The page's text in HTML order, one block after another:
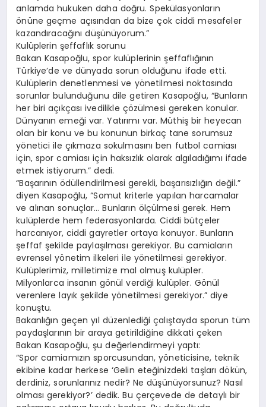
anlamda hukuken daha doğru. Spekülasyonların
önüne geçme açısından da bize çok ciddi mesafeler
kazandıracağını düşünüyorum.”
Kulüplerin şeffaflık sorunu
Bakan Kasapoğlu, spor kulüplerinin şeffaflığının
Türkiye’de ve dünyada sorun olduğunu ifade etti.
Kulüplerin denetlenmesi ve yönetilmesi noktasında
sorunlar bulunduğunu dile getiren Kasapoğlu, “Bunların
her biri açıkçası ivedilikle çözülmesi gereken konular.
Dünyanın emeği var. Yatırımı var. Müthiş bir heyecan
olan bir konu ve bu konunun birkaç tane sorumsuz
yönetici ile çıkmaza sokulmasını ben futbol camiası
için, spor camiası için haksızlık olarak algıladığımı ifade
etmek istiyorum.” dedi.
“Başarının ödüllendirilmesi gerekli, başarısızlığın değil.”
diyen Kasapoğlu, “Somut kriterle yapılan harcamalar
ve alınan sonuçlar… Bunların ölçülmesi gerek. Hem
kulüplerde hem federasyonlarda. Ciddi bütçeler
harcanıyor, ciddi gayretler ortaya konuyor. Bunların
şeffaf şekilde paylaşılması gerekiyor. Bu camiaların
evrensel yönetim ilkeleri ile yönetilmesi gerekiyor.
Kulüplerimiz, milletimize mal olmuş kulüpler.
Milyonlarca insanın gönül verdiği kulüpler. Gönül
verenlere layık şekilde yönetilmesi gerekiyor.” diye
konuştu.
Bakanlığın geçen yıl düzenlediği çalıştayda sporun tüm
paydaşlarının bir araya getirildiğine dikkati çeken
Bakan Kasapoğlu, şu değerlendirmeyi yaptı:
“Spor camiamızın sporcusundan, yöneticisine, teknik
ekibine kadar herkese ‘Gelin eteğinizdeki taşları dökün,
derdiniz, sorunlarınız nedir? Ne düşünüyorsunuz? Nasıl
olması gerekiyor?’ dedik. Bu çerçevede de detaylı bir